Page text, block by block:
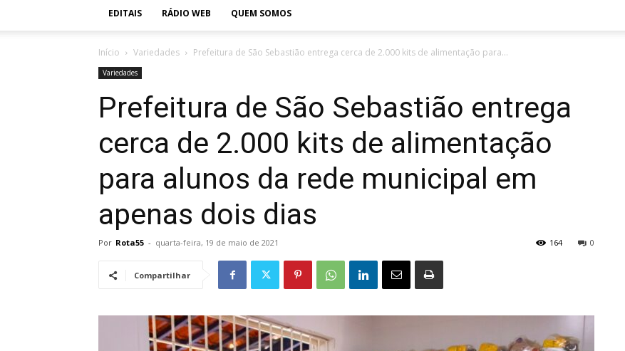
EDITAIS RÁDIO WEB QUEM SOMOS
Início Variedades Prefeitura de São Sebastião entrega cerca de 2.000 kits de alimentação para...
Variedades
Prefeitura de São Sebastião entrega
cerca de 2.000 kits de alimentação
para alunos da rede municipal em
apenas dois dias
Por Rota55 - quarta-feira, 19 de maio de 2021 0
164
Compartilhar